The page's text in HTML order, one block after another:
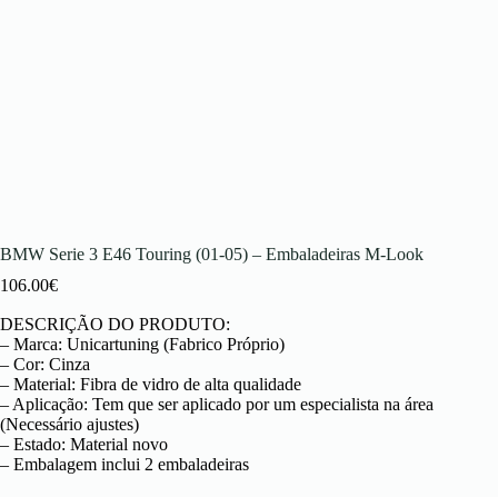
BMW Serie 3 E46 Touring (01-05) – Embaladeiras M-Look
106.00€
DESCRIÇÃO DO PRODUTO:
– Marca: Unicartuning (Fabrico Próprio)
– Cor: Cinza
– Material: Fibra de vidro de alta qualidade
– Aplicação: Tem que ser aplicado por um especialista na área
(Necessário ajustes)
– Estado: Material novo
– Embalagem inclui 2 embaladeiras